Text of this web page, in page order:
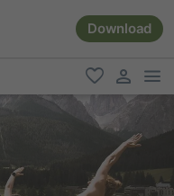
Download
favoriti
user link